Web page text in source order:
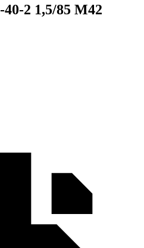
2 1,5/85 М42